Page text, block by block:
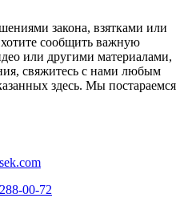
закона, взятками или
сообщить важную
или другими материалами,
свяжитесь с нами любым
здесь. Мы постараемся
00-72